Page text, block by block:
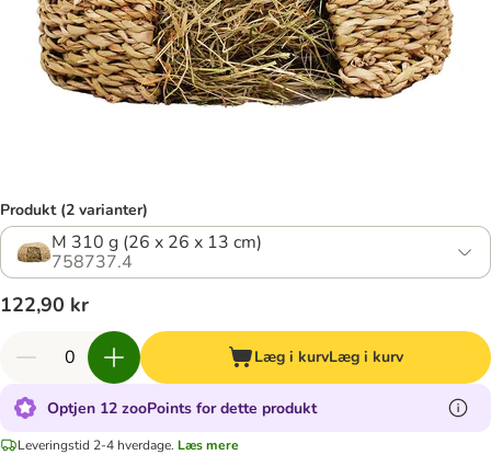
Produkt (2 varianter)
M 310 g (26 x 26 x 13 cm)
758737.4
122,90 kr
Læg i kurvLæg i kurv
Optjen 12 zooPoints for dette produkt
Leveringstid 2-4 hverdage. Læs mere